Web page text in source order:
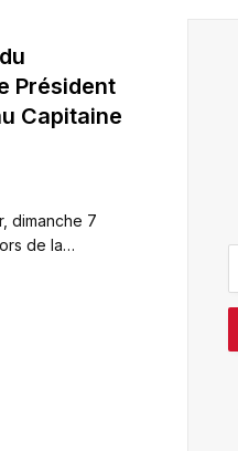
Président
Capitaine
dimanche 7
de la…